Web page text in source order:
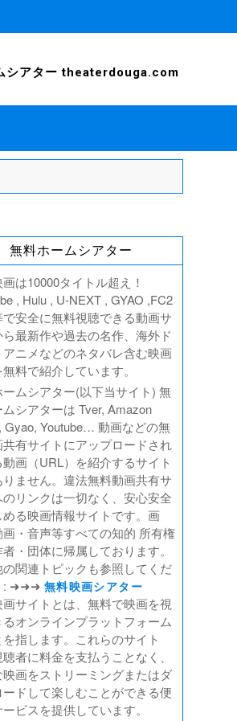
シアター theaterdouga.com
無料ホームシアター
は10000タイトル超え！
, Hulu , U-NEXT , GYAO ,FC2
安全に無料視聴できる動画サ
ら最新作や過去の名作、海外ド
アニメなどのネタバレ含む映画
料で紹介しています。
ムシアター(以下当サイト) 無
シアターは Tver, Amazon
Gyao, Youtube… 動画などの無
有サイトにアップロードされ
画（URL）を紹介するサイト
りません。違法無料動画共有サ
のリンクは一切なく、安心安全
める映画情報サイトです。画
・音声等すべての知的 所有権
・団体に帰属しております。
の関連トピックも参照してくだ
: ➜➜➜ 無料映画シアター
サイトとは、無料で映画を視
オンラインプラットフォーム
指します。これらのサイト
者に料金を支払うことなく、
画をストリーミングまたはダ
ードして楽しむことができる便
ビスを提供しています。